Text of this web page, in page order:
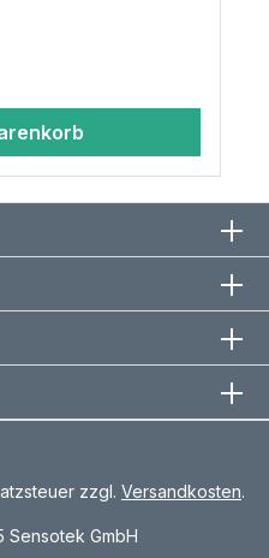
zzgl. Versandkosten.
GmbH